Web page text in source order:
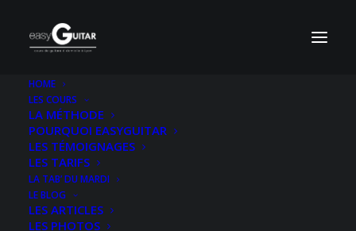
HOME
LES COURS
LA MÉTHODE
POURQUOI EASYGUITAR
LES TÉMOIGNAGES
LES TARIFS
LA TAB’ DU MARDI
LE BLOG
LES ARTICLES
LES PHOTOS